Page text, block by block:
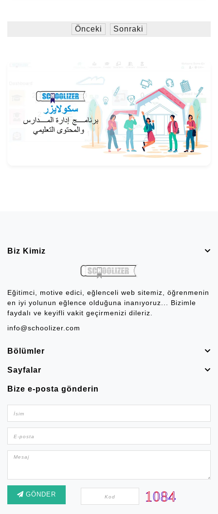
Önceki Sonraki
Biz Kimiz
Eğitimci, motive edici, eğlenceli web sitemiz, öğrenmenin
en iyi yolunun eğlence olduğuna inanıyoruz... Bizimle
faydalı ve keyifli vakit geçirmenizi dileriz.
info@schoolizer.com
Bölümler
Sayfalar
Bize e-posta gönderin
GÖNDER